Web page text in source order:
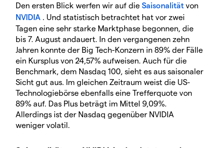
Den ersten Blick werfen wir auf die Saisonalität von
NVIDIA . Und statistisch betrachtet hat vor zwei
Tagen eine sehr starke Marktphase begonnen, die
bis 7. August andauert. In den vergangenen zehn
Jahren konnte der Big Tech-Konzern in 89% der Fälle
ein Kursplus von 24,57% aufweisen. Auch für die
Benchmark, dem Nasdaq 100, sieht es aus saisonaler
Sicht gut aus. Im gleichen Zeitraum weist die US-
Technologiebörse ebenfalls eine Trefferquote von
89% auf. Das Plus beträgt im Mittel 9,09%.
Allerdings ist der Nasdaq gegenüber NVIDIA
weniger volatil.